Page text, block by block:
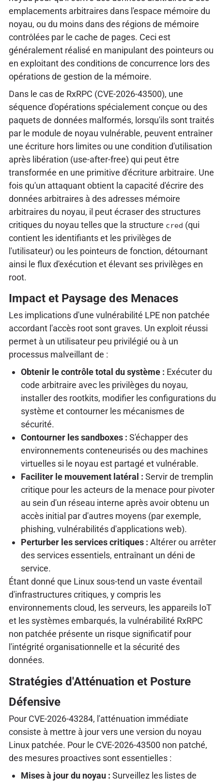
emplacements arbitraires dans l'espace mémoire du
noyau, ou du moins dans des régions de mémoire
contrôlées par le cache de pages. Ceci est
généralement réalisé en manipulant des pointeurs ou
en exploitant des conditions de concurrence lors des
opérations de gestion de la mémoire.
Dans le cas de RxRPC (CVE-2026-43500), une
séquence d'opérations spécialement conçue ou des
paquets de données malformés, lorsqu'ils sont traités
par le module de noyau vulnérable, peuvent entraîner
une écriture hors limites ou une condition d'utilisation
après libération (use-after-free) qui peut être
transformée en une primitive d'écriture arbitraire. Une
fois qu'un attaquant obtient la capacité d'écrire des
données arbitraires à des adresses mémoire
arbitraires du noyau, il peut écraser des structures
critiques du noyau telles que la structure cred (qui
contient les identifiants et les privilèges de
l'utilisateur) ou les pointeurs de fonction, détournant
ainsi le flux d'exécution et élevant ses privilèges en
root.
Impact et Paysage des Menaces
Les implications d'une vulnérabilité LPE non patchée
accordant l'accès root sont graves. Un exploit réussi
permet à un utilisateur peu privilégié ou à un
processus malveillant de :
Obtenir le contrôle total du système : Exécuter du
code arbitraire avec les privilèges du noyau,
installer des rootkits, modifier les configurations du
système et contourner les mécanismes de
sécurité.
Contourner les sandboxes : S'échapper des
environnements conteneurisés ou des machines
virtuelles si le noyau est partagé et vulnérable.
Faciliter le mouvement latéral : Servir de tremplin
critique pour les acteurs de la menace pour pivoter
au sein d'un réseau interne après avoir obtenu un
accès initial par d'autres moyens (par exemple,
phishing, vulnérabilités d'applications web).
Perturber les services critiques : Altérer ou arrêter
des services essentiels, entraînant un déni de
service.
Étant donné que Linux sous-tend un vaste éventail
d'infrastructures critiques, y compris les
environnements cloud, les serveurs, les appareils IoT
et les systèmes embarqués, la vulnérabilité RxRPC
non patchée présente un risque significatif pour
l'intégrité organisationnelle et la sécurité des
données.
Stratégies d'Atténuation et Posture
Défensive
Pour CVE-2026-43284, l'atténuation immédiate
consiste à mettre à jour vers une version du noyau
Linux patchée. Pour le CVE-2026-43500 non patché,
des mesures proactives sont essentielles :
Mises à jour du noyau : Surveillez les listes de